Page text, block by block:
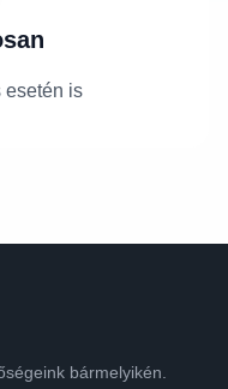
esetén is
bármelyikén.